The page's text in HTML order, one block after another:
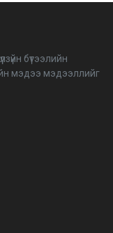
даяар шууд
2026 оны
21-нд болно
санаачилж,
бүтээлийн
мэдээ мэдээллийг